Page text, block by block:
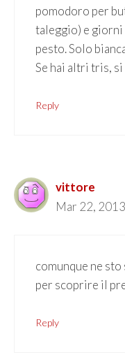
pomodoro per
taleggio) e giorni
pesto. Solo
Se hai altri tris,
Reply
vittore
Mar 22,
comunque ne
per scoprire il
Reply